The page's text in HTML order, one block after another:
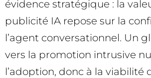
évidence stratégique : la
publicité IA repose sur la
l’agent conversationnel. Un
vers la promotion intrusive
l’adoption, donc à la viabilité